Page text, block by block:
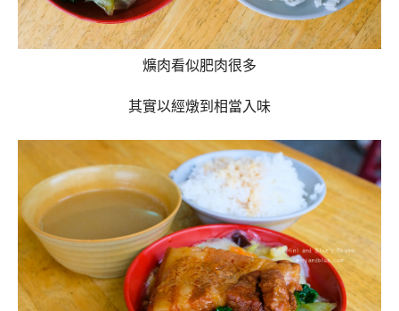
爌肉看似肥肉很多
其實以經燉到相當入味